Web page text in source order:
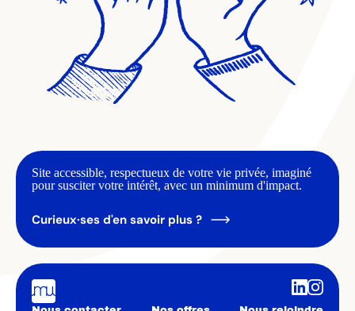
Site accessible, respectueux de votre vie privée, imaginé
pour susciter votre intérêt, avec un minimum d'impact.
Curieux·ses d'en savoir plus ?